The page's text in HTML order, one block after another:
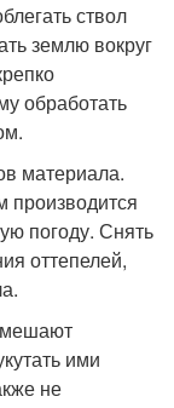
ствол
землю вокруг
обработать
материала.
производится
погоду. Снять
оттепелей,
мешают
ими
не